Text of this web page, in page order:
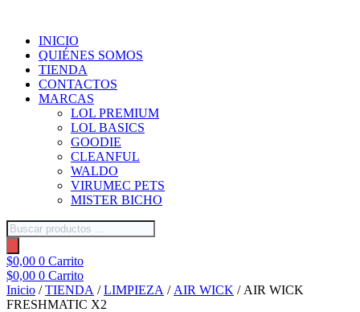
contenidoINICIO
QUIÉNES SOMOS
TIENDA
CONTACTOS
MARCAS
LOL PREMIUM
LOL BASICS
GOODIE
CLEANFUL
WALDO
VIRUMEC PETS
MISTER BICHO
Búsqueda
de
productos
$0,00 0 Carrito
$0,00 0 Carrito
Inicio /TIENDA /LIMPIEZA / AIR WICK / AIR WICK
FRESHMATIC X2